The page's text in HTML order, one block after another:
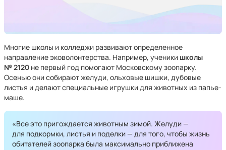
Многие школы и колледжи развивают определенное
направление эковолонтерства. Например, ученики школы
№ 2120 не первый год помогают Московскому зоопарку.
Осенью они собирают желуди, ольховые шишки, дубовые
листья и делают специальные игрушки для животных из папье-
маше.
«Все это пригождается животным зимой. Желуди —
для подкормки, листья и поделки — для того, чтобы жизнь
обитателей зоопарка была максимально приближена